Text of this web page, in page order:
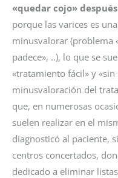
«quedar cojo»
porque las varices es
minusvalorar (problema
padece», ..), lo que se
«tratamiento fácil» y
minusvaloración del
que, en numerosas
suelen realizar en el
diagnosticó al paciente,
centros concertados,
dedicado a eliminar